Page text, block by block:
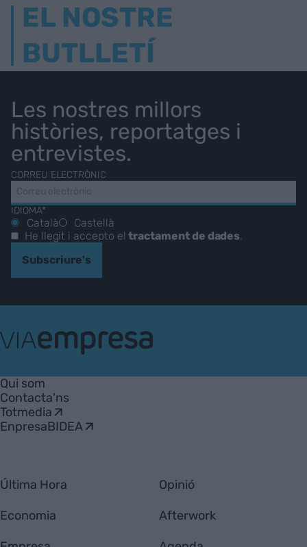
EL NOSTRE
BUTLLETÍ
Les nostres millors
històries, reportatges i
entrevistes.
CORREU ELECTRÒNIC
IDIOMA*
Català
Castellà
He llegit i accepto eltractament de dades.
Subscriure's
Empresa
Qui som
Contacta'ns
Totmedia
EnpresaBIDEA
Última Hora
Economia
Opinió
Afterwork